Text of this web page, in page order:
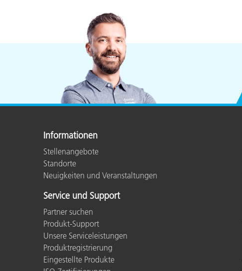
Informationen
Stellenangebote
Standorte
Neuigkeiten und Veranstaltungen
Service und Support
Partner suchen
Produkt-Support
Unsere Serviceleistungen
Produktregistrierung
Eingestellte Produkte